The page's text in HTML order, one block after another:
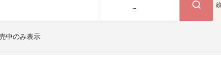
~
中のみ表示